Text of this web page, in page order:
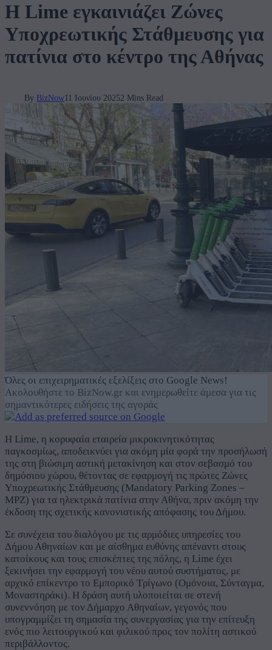
Η Lime εγκαινιάζει Ζώνες
Υποχρεωτικής Στάθμευσης για
πατίνια στο κέντρο της Αθήνας
By BizNow11 Ιουνίου 20252 Mins Read
Όλες οι επιχειρηματικές εξελίξεις στο Google News!
Ακολουθήστε το BizNow.gr και ενημερωθείτε άμεσα για τις
σημαντικότερες ειδήσεις της αγοράς
Η Lime, η κορυφαία εταιρεία μικροκινητικότητας
παγκοσμίως, αποδεικνύει για ακόμη μία φορά την προσήλωσή
της στη βιώσιμη αστική μετακίνηση και στον σεβασμό του
δημόσιου χώρου, θέτοντας σε εφαρμογή τις πρώτες Ζώνες
Υποχρεωτικής Στάθμευσης (Mandatory Parking Zones –
MPZ) για τα ηλεκτρικά πατίνια στην Αθήνα, πριν ακόμη την
έκδοση της σχετικής κανονιστικής απόφασης του Δήμου.
Σε συνέχεια του διαλόγου με τις αρμόδιες υπηρεσίες του
Δήμου Αθηναίων και με αίσθημα ευθύνης απέναντι στους
κατοίκους και τους επισκέπτες της πόλης, η Lime έχει
ξεκινήσει την εφαρμογή του νέου αυτού συστήματος, με
αρχικό επίκεντρο το Εμπορικό Τρίγωνο (Ομόνοια, Σύνταγμα,
Μοναστηράκι). Η δράση αυτή υλοποιείται σε στενή
συνεννόηση με τον Δήμαρχο Αθηναίων, γεγονός που
υπογραμμίζει τη σημασία της συνεργασίας για την επίτευξη
ενός πιο λειτουργικού και φιλικού προς τον πολίτη αστικού
περιβάλλοντος.